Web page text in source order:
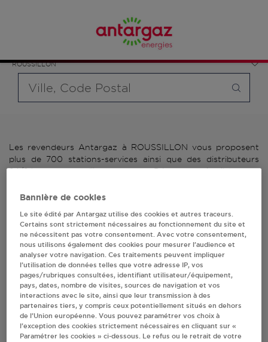
Provence-Alpes-Côte d'Azur
ROUSSILLON
bouteille souhaité et le type de point de vente (revendeur /
distributeur automatique de bouteilles de gaz ou station GPL
carburant)
Les revendeurs Antargaz à ROUSSILLON vous proposent
plus de 700 stations-services ainsi que des distributeurs
24/24h de bouteilles de gaz. Découvrez la liste des
de téléphone de votre stations GPL ou distributeurs de
2 revendeur(s) Antargaz
à ROUSSILLON
Villes
VIVAL - SARL 2 BAS ROUSSILLON
Bannière de cookies
Le site édité par Antargaz utilise des cookies et autres traceurs.
Certains sont strictement nécessaires au fonctionnement du site et
ne nécessitent pas votre consentement. Avec votre consentement,
nous utilisons également des cookies pour mesurer l’audience et
analyser votre navigation. Ces traitements peuvent impliquer
l’utilisation de données telles que votre adresse IP, vos
pages/rubriques consultées, identifiant utilisateur/équipement,
pays, dates, nombre de visites, sources de navigation et vos
interactions avec le site, ainsi que leur transmission à des
partenaires tiers, y compris ceux potentiellement situés en dehors
de l’Union européenne. Vous pouvez paramétrer vos choix à
l’exception des cookies strictement nécessaires en cliquant sur «
Paramétrer les cookies » ci-dessous. Le refus ou le retrait de votre